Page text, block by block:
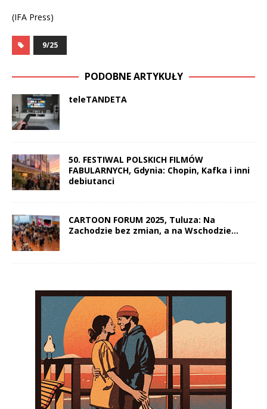
(IFA Press)
9/25
PODOBNE ARTYKUŁY
teleTANDETA
50. FESTIWAL POLSKICH FILMÓW
FABULARNYCH, Gdynia: Chopin, Kafka i inni
debiutanci
CARTOON FORUM 2025, Tuluza: Na
Zachodzie bez zmian, a na Wschodzie…